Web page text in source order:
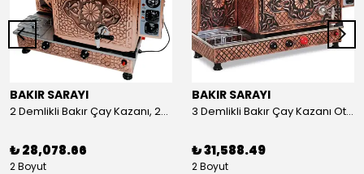
BAKIR SARAYI
2 Demlikli Bakır Çay Kazanı, 25 Litre
₺ 28,078.66
2 Boyut
BAKIR SARAYI
3 Demlikli Bakır Çay Kazanı Otomatik, 30 Litre
₺ 31,588.49
2 Boyut